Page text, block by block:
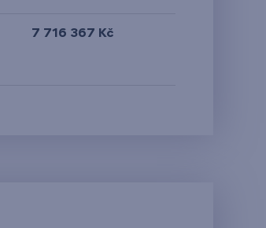
7 716 367 Kč